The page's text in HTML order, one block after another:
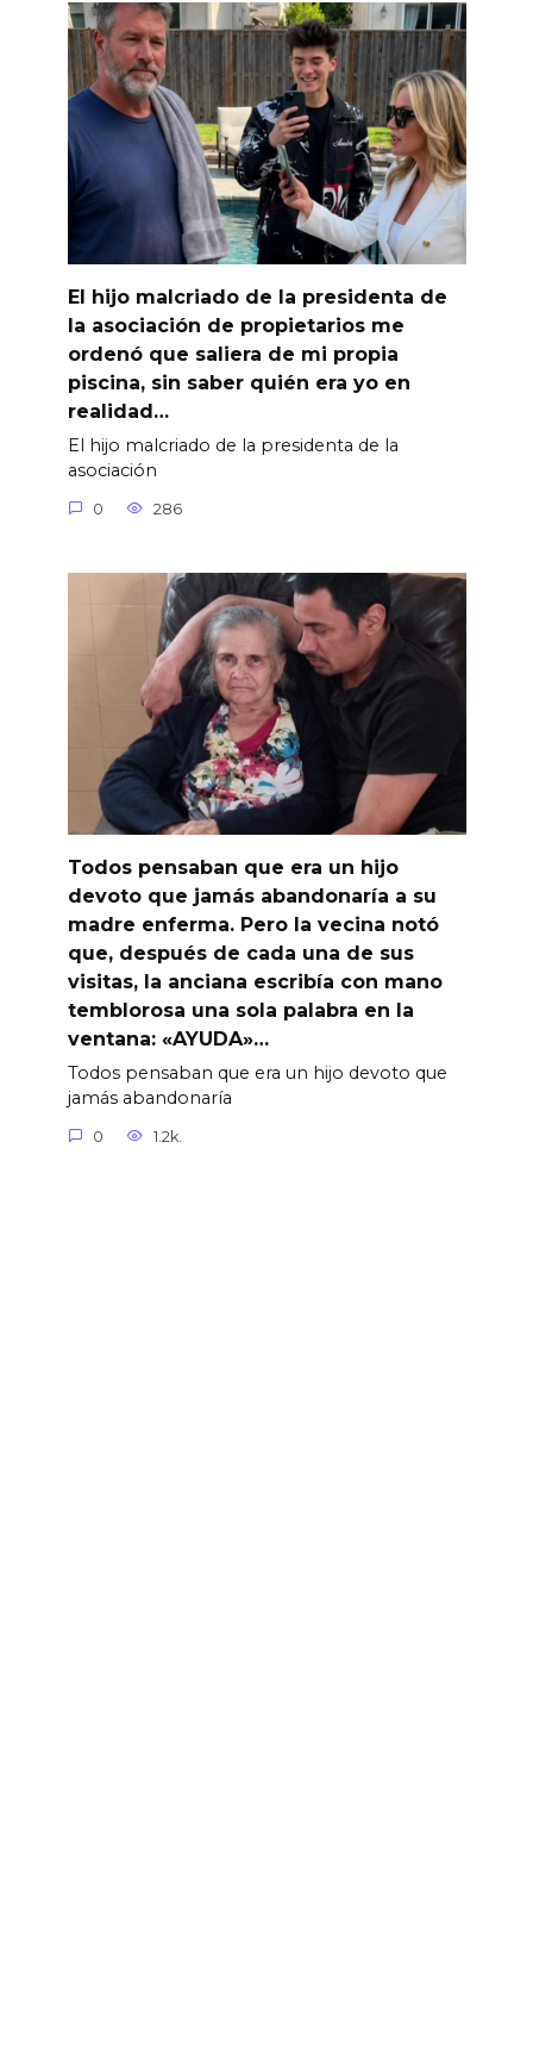
El hijo malcriado de la presidenta de
la asociación de propietarios me
ordenó que saliera de mi propia
piscina, sin saber quién era yo en
realidad…
El hijo malcriado de la presidenta de la
asociación
0 286
Todos pensaban que era un hijo
devoto que jamás abandonaría a su
madre enferma. Pero la vecina notó
que, después de cada una de sus
visitas, la anciana escribía con mano
temblorosa una sola palabra en la
ventana: «AYUDA»…
Todos pensaban que era un hijo devoto que
jamás abandonaría
0 1.2k.